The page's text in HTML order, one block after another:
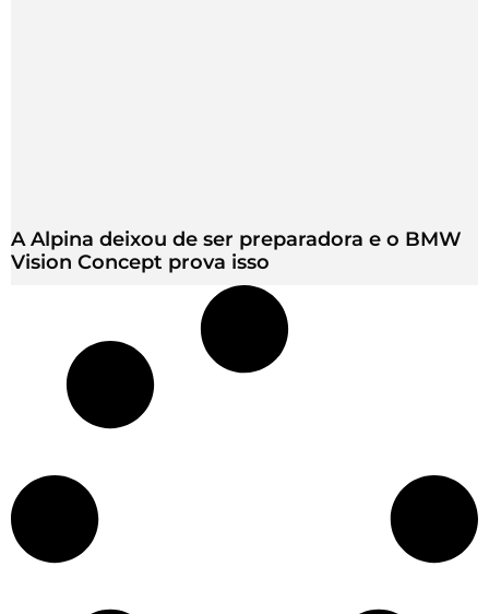
A Alpina deixou de ser preparadora e o BMW
Vision Concept prova isso